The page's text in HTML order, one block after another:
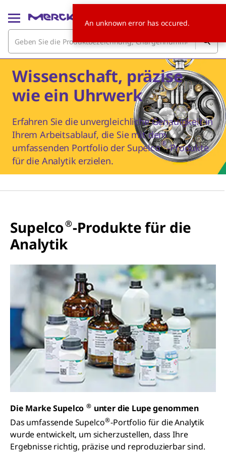
Wissenschaft, präzise
wie ein Uhrwerk
Erfahren Sie die unvergleichliche Genauigkeit in
Ihrem Arbeitsablauf, die Sie mit dem
umfassenden Portfolio der Supelco®-Produkte
für die Analytik erzielen.
Supelco®-Produkte für die
Analytik
Die Marke Supelco ® unter die Lupe genommen
Das umfassende Supelco®-Portfolio für die Analytik
wurde entwickelt, um sicherzustellen, dass Ihre
Ergebnisse richtig, präzise und reproduzierbar sind.
An unknown error has occured.